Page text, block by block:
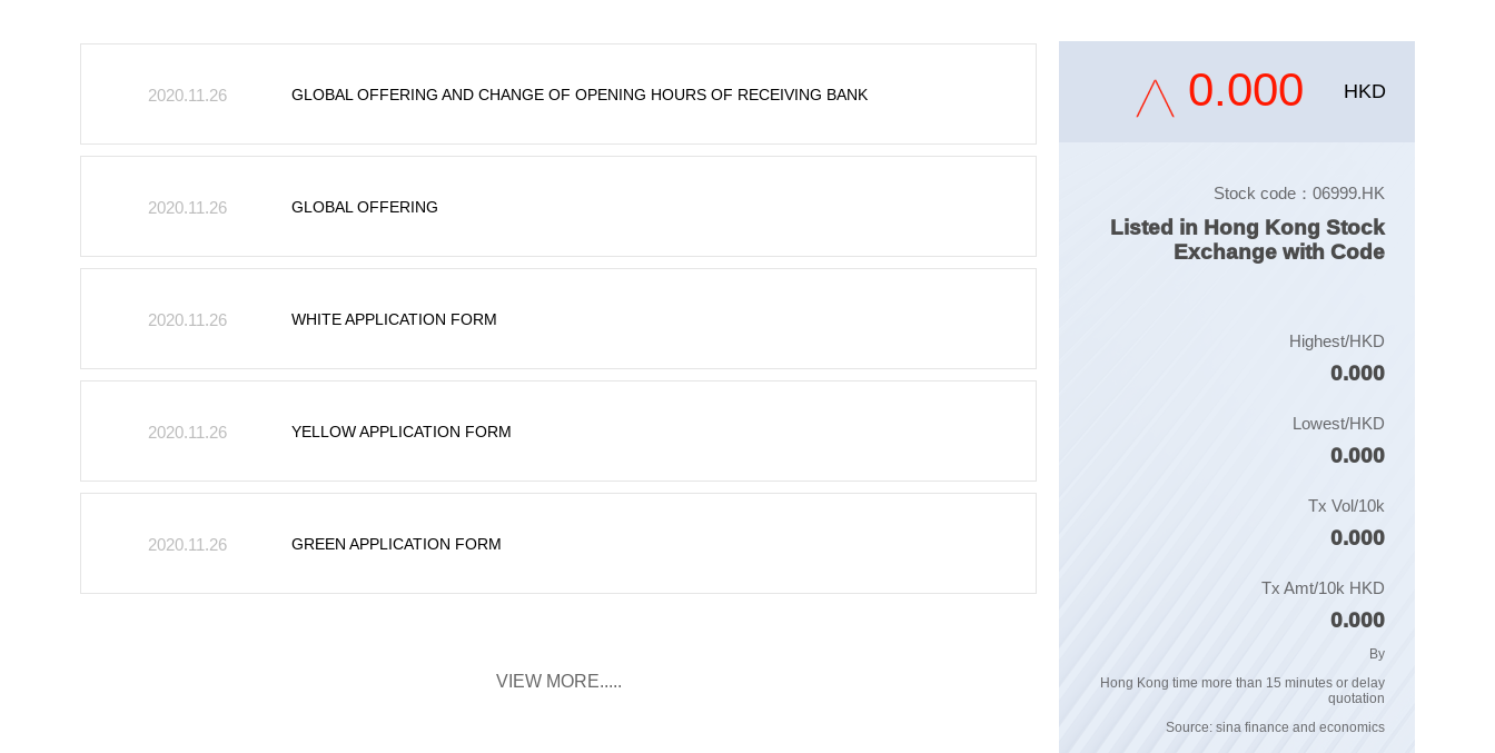
2020.11.26 GLOBAL OFFERING AND CHANGE OF OPENING HOURS OF RECEIVING BANK
2020.11.26 GLOBAL OFFERING
2020.11.26 WHITE APPLICATION FORM
2020.11.26 YELLOW APPLICATION FORM
2020.11.26 GREEN APPLICATION FORM
VIEW MORE.....
0.000 HKD
Stock code：06999.HK
Listed in Hong Kong Stock
Exchange with Code
Highest/HKD
0.000
Lowest/HKD
0.000
Tx Vol/10k
0.000
Tx Amt/10k HKD
0.000
By
Hong Kong time more than 15 minutes or delay
quotation
Source: sina finance and economics